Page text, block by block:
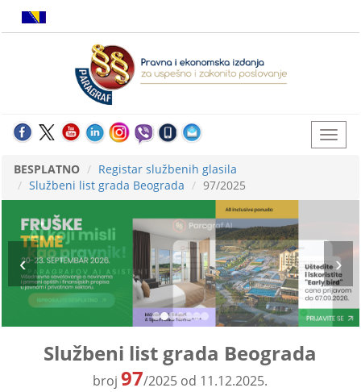
BESPLATNO
Registar službenih glasila
Službeni list grada Beograda
97/2025
Službeni list grada Beograda
broj97/2025 od 11.12.2025.